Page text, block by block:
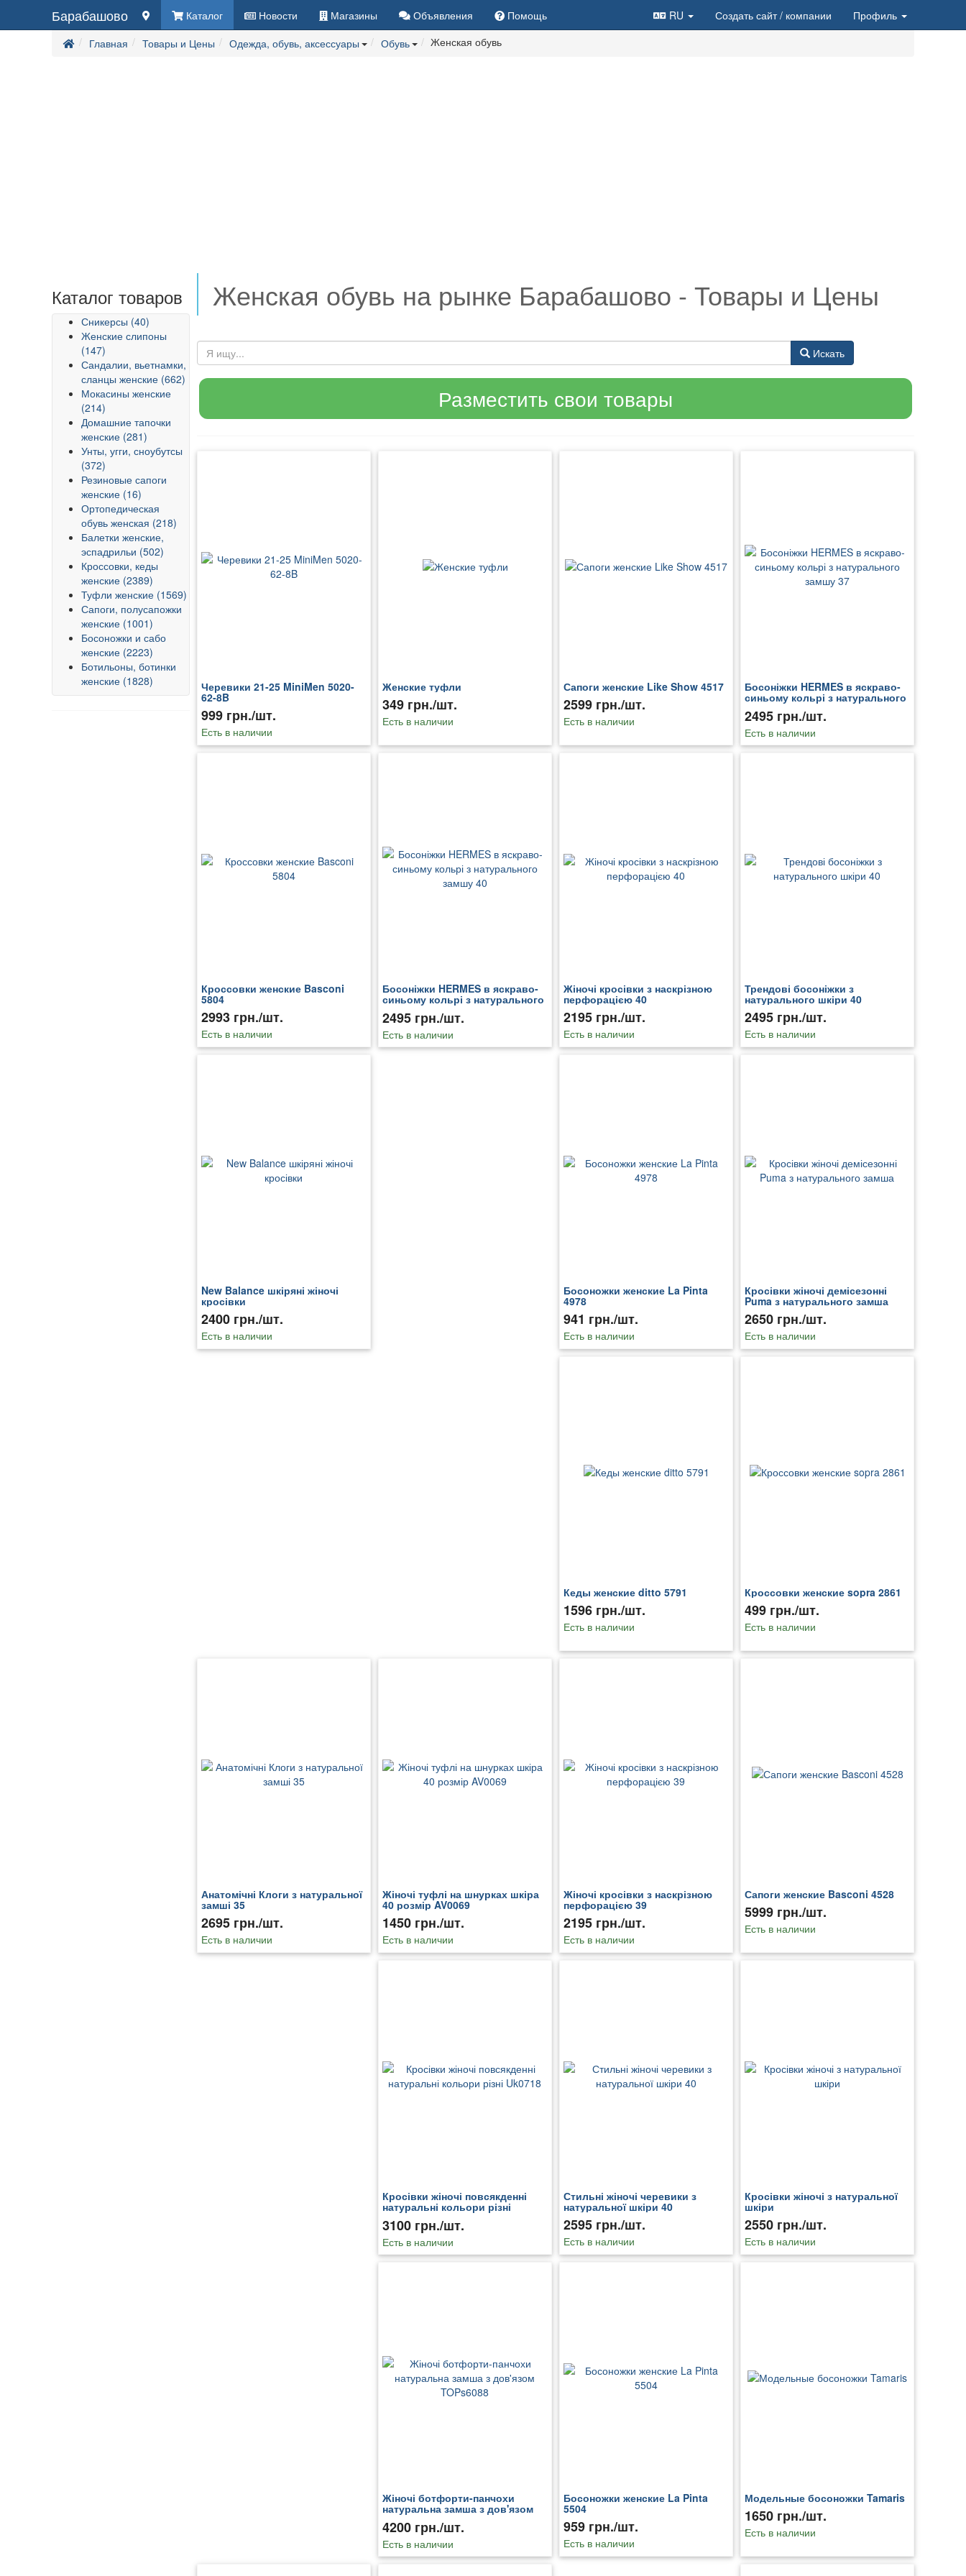
Барабашово Каталог Новости Магазины Объявления Помощь RU Создать сайт/ компании
Профиль
Главная
Товары и Цены Одежда, обувь, аксессуары Обувь Женская обувь
Каталог товаров
Сникерсы (40)
Женские слипоны
(147)
Сандалии, вьетнамки,
сланцы женские (662)
Мокасины женские
(214)
Домашние тапочки
женские (281)
Унты, угги, сноубутсы
(372)
Резиновые сапоги
женские (16)
Ортопедическая
обувь женская (218)
Балетки женские,
эспадрильи (502)
Кроссовки, кеды
женские (2389)
Туфли женские (1569)
Сапоги, полусапожки
женские (1001)
Босоножки и сабо
женские (2223)
Ботильоны, ботинки
женские (1828)
Женская обувь на рынке Барабашово - Товары и Цены
Искать
Разместить свои товары
Черевики 21-25 MiniMen 5020-
62-8B
999 грн./шт.
Есть в наличии
Женские туфли
349 грн./шт.
Есть в наличии
Сапоги женские Like Show 4517
2599 грн./шт.
Есть в наличии
Босоніжки HERMES в яскраво-
синьому кольрі з натурального
замшу 37
2495 грн./шт.
Есть в наличии
Кроссовки женские Basconi
5804
2993 грн./шт.
Есть в наличии
Босоніжки HERMES в яскраво-
синьому кольрі з натурального
замшу 40
2495 грн./шт.
Есть в наличии
Жіночі кросівки з наскрізною
перфорацією 40
2195 грн./шт.
Есть в наличии
Трендові босоніжки з
натурального шкіри 40
2495 грн./шт.
Есть в наличии
New Balance шкіряні жіночі
кросівки
2400 грн./шт.
Есть в наличии
Босоножки женские La Pinta
4978
941 грн./шт.
Есть в наличии
Кросівки жіночі демісезонні
Puma з натурального замша
2650 грн./шт.
Есть в наличии
Кеды женские ditto 5791
1596 грн./шт.
Есть в наличии
Кроссовки женские sopra 2861
499 грн./шт.
Есть в наличии
Анатомічні Клоги з натуральної
замші 35
2695 грн./шт.
Есть в наличии
Жіночі туфлі на шнурках шкіра
40 розмір AV0069
1450 грн./шт.
Есть в наличии
Жіночі кросівки з наскрізною
перфорацією 39
2195 грн./шт.
Есть в наличии
Сапоги женские Basconi 4528
5999 грн./шт.
Есть в наличии
Кросівки жіночі повсякденні
натуральні кольори різні
Uk0718
3100 грн./шт.
Есть в наличии
Стильні жіночі черевики з
натуральної шкіри 40
2595 грн./шт.
Есть в наличии
Кросівки жіночі з натуральної
шкіри
2550 грн./шт.
Есть в наличии
Жіночі ботфорти-панчохи
натуральна замша з дов'язом
TOPs6088
4200 грн./шт.
Есть в наличии
Босоножки женские La Pinta
5504
959 грн./шт.
Есть в наличии
Модельные босоножки Tamaris
1650 грн./шт.
Есть в наличии